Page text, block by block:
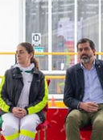
producción de
Activos (APIs,
destinados a